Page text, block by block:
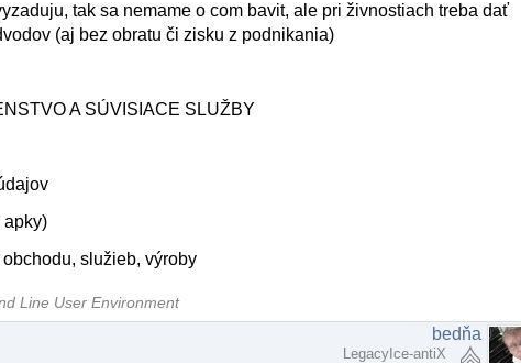
tak sa nemame o com bavit, ale pri živnostiach treba dať
(aj bez obratu či zisku z podnikania)
A SÚVISIACE SLUŽBY
apky)
služieb, výroby
Line User Environment
bedňa
LegacyIce-antiX